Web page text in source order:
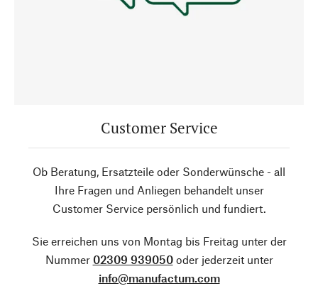
Customer Service
Ob Beratung, Ersatzteile oder Sonderwünsche - all
Ihre Fragen und Anliegen behandelt unser
Customer Service persönlich und fundiert.
Sie erreichen uns von Montag bis Freitag unter der
Nummer 02309 939050oder jederzeit unter
info@manufactum.com